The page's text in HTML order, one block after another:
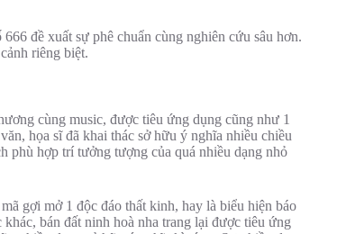
đề xuất sự phê chuẩn cùng nghiên cứu sâu hơn.
riêng biệt.
cùng music, được tiêu ứng dụng cũng như 1
họa sĩ đã khai thác sở hữu ý nghĩa nhiều chiều
phù hợp trí tưởng tượng của quá nhiều dạng nhỏ
gợi mở 1 độc đáo thất kinh, hay là biểu hiện báo
bán đất ninh hoà nha trang lại được tiêu ứng